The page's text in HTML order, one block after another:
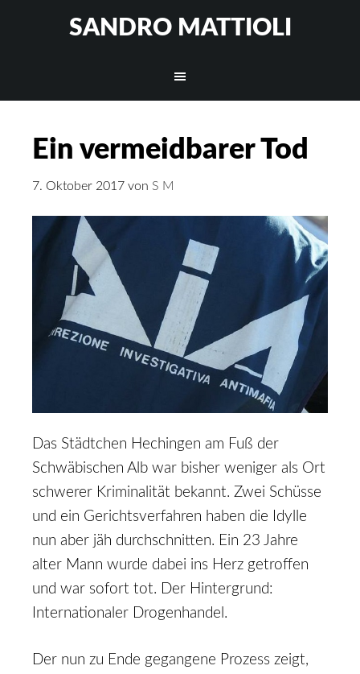
SANDRO MATTIOLI
Ein vermeidbarer Tod
7. Oktober 2017 von S M
Das Städtchen Hechingen am Fuß der
Schwäbischen Alb war bisher weniger als Ort
schwerer Kriminalität bekannt. Zwei Schüsse
und ein Gerichtsverfahren haben die Idylle
nun aber jäh durchschnitten. Ein 23 Jahre
alter Mann wurde dabei ins Herz getroffen
und war sofort tot. Der Hintergrund:
Internationaler Drogenhandel.
Der nun zu Ende gegangene Prozess zeigt,